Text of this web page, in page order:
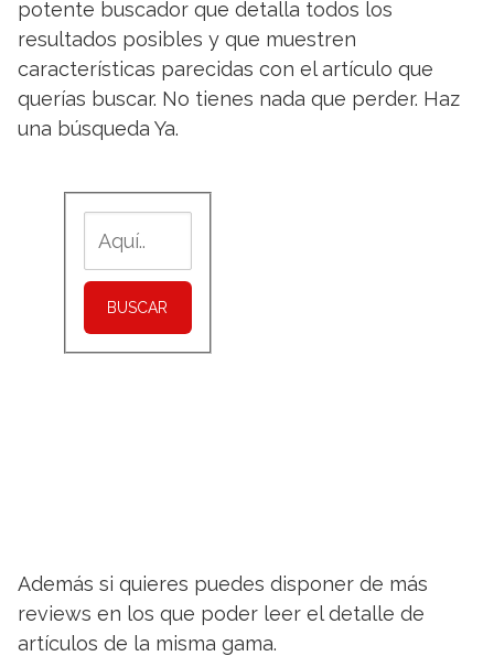
potente buscador que detalla todos los
resultados posibles y que muestren
características parecidas con el artículo que
querías buscar. No tienes nada que perder. Haz
una búsqueda Ya.
BUSCAR
Además si quieres puedes disponer de más
reviews en los que poder leer el detalle de
artículos de la misma gama.